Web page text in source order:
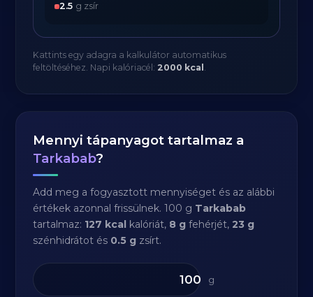
2.5 g zsír
Kattints egy adagra a kalkulátor automatikus
feltöltéséhez. Napi kalóriacél: 2000 kcal .
Mennyi tápanyagot tartalmaz a
Tarkabab?
Add meg a fogyasztott mennyiséget és az alábbi
értékek azonnal frissülnek. 100 g Tarkabab
tartalmaz: 127 kcal kalóriát, 8 g fehérjét,23 g
szénhidrátot és 0.5 g zsírt.
g